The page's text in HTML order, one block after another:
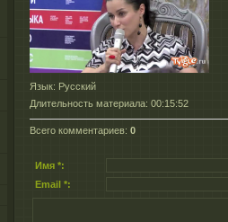
Язык: Русский
Длительность материала: 00:15:52
Всего комментариев: 0
Имя *:
Email *: